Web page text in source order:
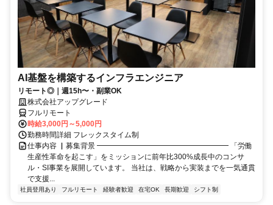
AI基盤を構築するインフラエンジニア
リモート◎｜週15h〜・副業OK
株式会社アップグレード
フルリモート
時給3,000円～5,000円
勤務時間詳細 フレックスタイム制
仕事内容 ▏募集背景 ━━━━━━━━━━━━━━━━━━ 「労働
生産性革命を起こす」をミッションに前年比300%成長中のコンサ
ル・SI事業を展開しています。 当社は、戦略から実装までを一気通貫
で支援...
社員登用あり フルリモート 経験者歓迎 在宅OK 長期歓迎 シフト制